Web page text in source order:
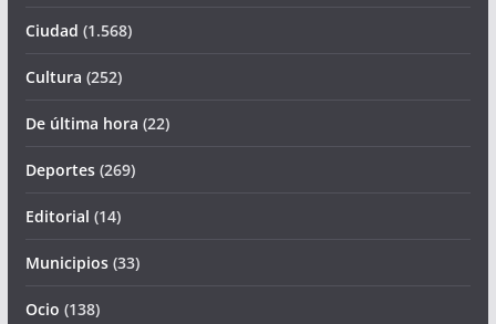
Ciudad (1.568)
Cultura (252)
De última hora (22)
Deportes(269)
Editorial (14)
Municipios(33)
Ocio (138)